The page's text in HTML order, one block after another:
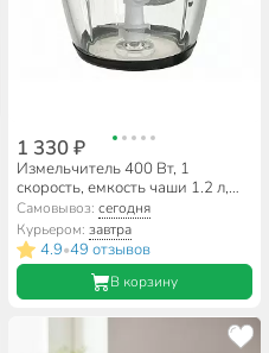
1 330 ₽
Измельчитель 400 Вт, 1
скорость, емкость чаши 1.2 л,
Аксинья, КС-501, черный
Самовывоз: сегодня
Курьером: завтра
4.9•49 отзывов
В корзину